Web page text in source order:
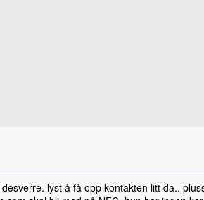
lyst å få opp kontakten litt da..